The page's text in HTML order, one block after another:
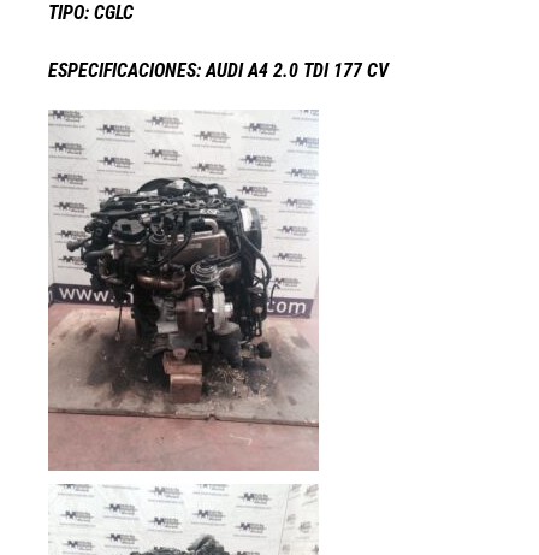
TIPO: CGLC
ESPECIFICACIONES: AUDI A4 2.0 TDI 177 CV